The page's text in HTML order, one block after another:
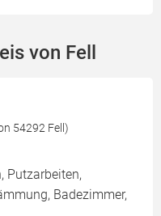
von Fell
54292 Fell)
Putzarbeiten,
Badezimmer,